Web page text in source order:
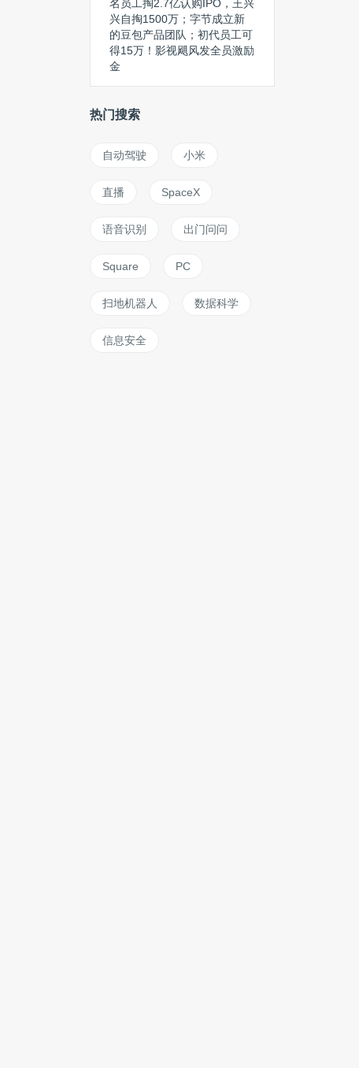
名员工掏2.7亿认购IPO，王兴
兴自掏1500万；字节成立新
的豆包产品团队；初代员工可
得15万！影视飓风发全员激励
金
热门搜索
自动驾驶 小米
直播 SpaceX
语音识别 出门问问
Square PC
扫地机器人 数据科学
信息安全